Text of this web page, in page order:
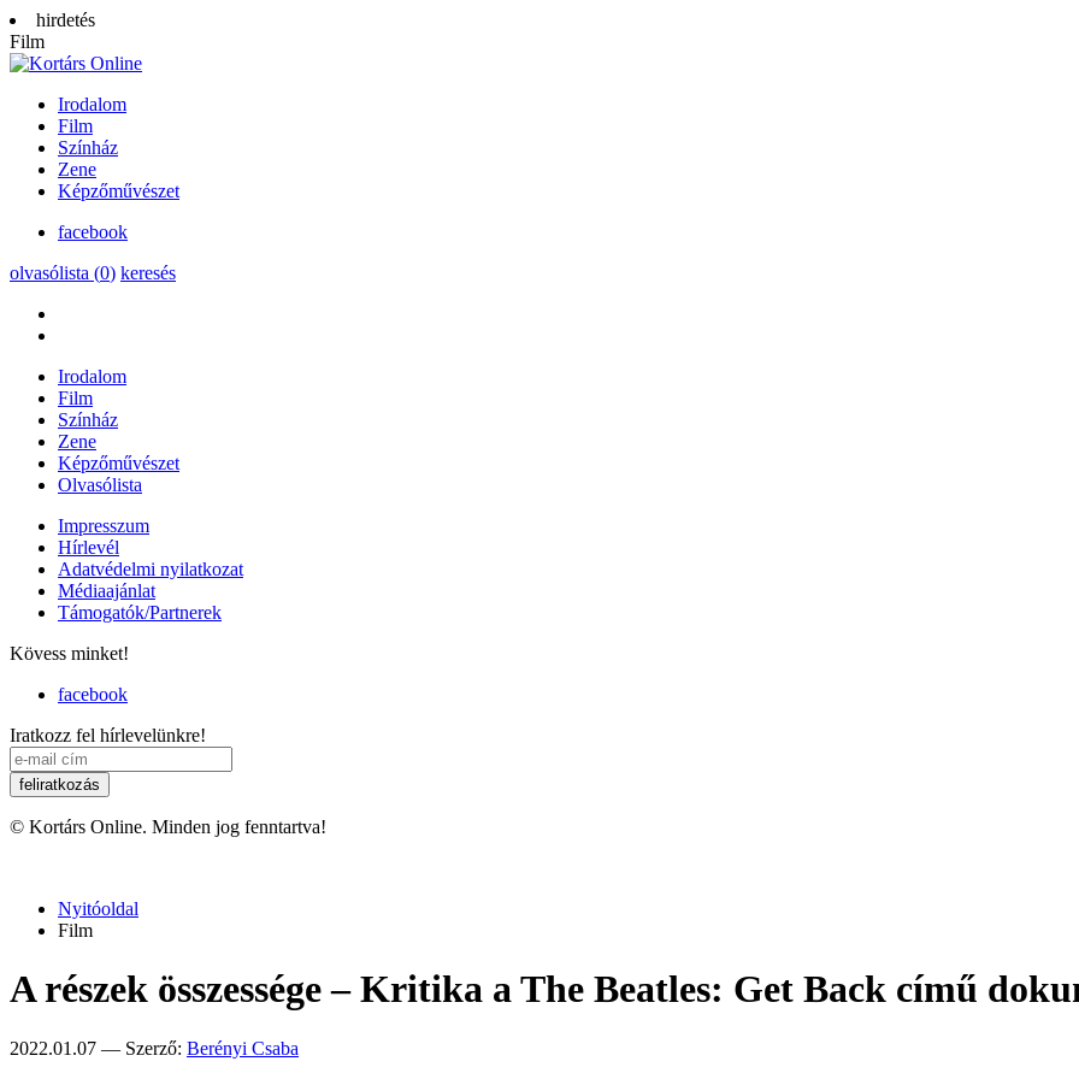
hirdetés
Film
Irodalom
Film
Színház
Zene
Képzőművészet
facebook
olvasólista (0) keresés
Irodalom
Film
Színház
Zene
Képzőművészet
Olvasólista
Impresszum
Hírlevél
Adatvédelmi nyilatkozat
Médiaajánlat
Támogatók/Partnerek
Kövess minket!
facebook
Iratkozz fel hírlevelünkre!
© Kortárs Online. Minden jog fenntartva!
Nyitóoldal
Film
A részek összessége – Kritika a The Beatles: Get Back című
2022.01.07 — Szerző: Berényi Csaba